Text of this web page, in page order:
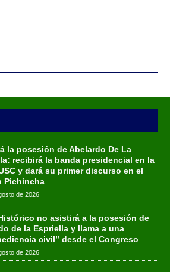
la posesión de Abelardo De La
recibirá la banda presidencial en la
y dará su primer discurso en el
Pichincha
de 2026
no asistirá a la posesión de
de la Espriella y llama a una
civil” desde el Congreso
de 2026